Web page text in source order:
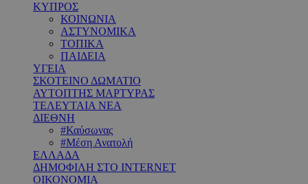
ΚΥΠΡΟΣ
ΚΟΙΝΩΝΙΑ
ΑΣΤΥΝΟΜΙΚΑ
ΤΟΠΙΚΑ
ΠΑΙΔΕΙΑ
ΥΓΕΙΑ
ΣΚΟΤΕΙΝΟ ΔΩΜΑΤΙΟ
ΑΥΤΟΠΤΗΣ ΜΑΡΤΥΡΑΣ
ΤΕΛΕΥΤΑΙΑ ΝΕΑ
ΔΙΕΘΝΗ
#Καύσωνας
#Μέση Ανατολή
ΕΛΛΑΔΑ
ΔΗΜΟΦΙΛΗ ΣΤΟ INTERNET
ΟΙΚΟΝΟΜΙΑ